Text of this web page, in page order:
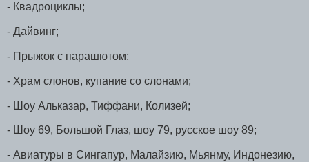
- Квадроциклы;
- Дайвинг;
- Прыжок с парашютом;
- Храм слонов, купание со слонами;
- Шоу Альказар, Тиффани, Колизей;
- Шоу 69, Большой Глаз, шоу 79, русское шоу 89;
- Авиатуры в Сингапур, Малайзию, Мьянму, Индонезию,